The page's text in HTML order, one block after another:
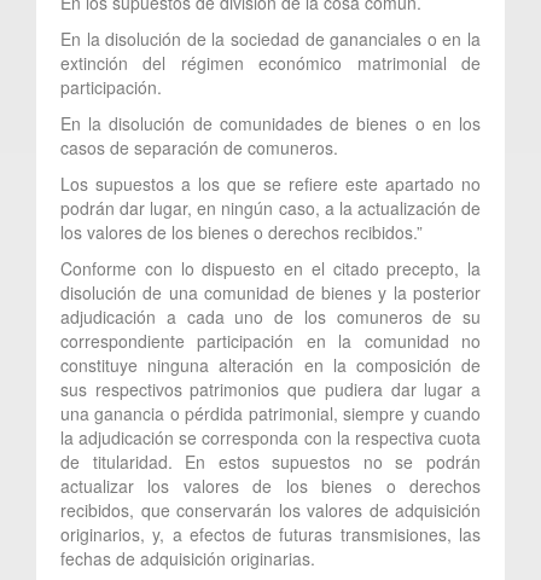
En la disolución de la sociedad de gananciales o en la
extinción del régimen económico matrimonial de
participación.
En la disolución de comunidades de bienes o en los
casos de separación de comuneros.
Los supuestos a los que se refiere este apartado no
podrán dar lugar, en ningún caso, a la actualización de
los valores de los bienes o derechos recibidos.”
Conforme con lo dispuesto en el citado precepto, la
disolución de una comunidad de bienes y la posterior
adjudicación a cada uno de los comuneros de su
correspondiente participación en la comunidad no
constituye ninguna alteración en la composición de
sus respectivos patrimonios que pudiera dar lugar a
una ganancia o pérdida patrimonial, siempre y cuando
la adjudicación se corresponda con la respectiva cuota
de titularidad. En estos supuestos no se podrán
actualizar los valores de los bienes o derechos
recibidos, que conservarán los valores de adquisición
originarios, y, a efectos de futuras transmisiones, las
fechas de adquisición originarias.